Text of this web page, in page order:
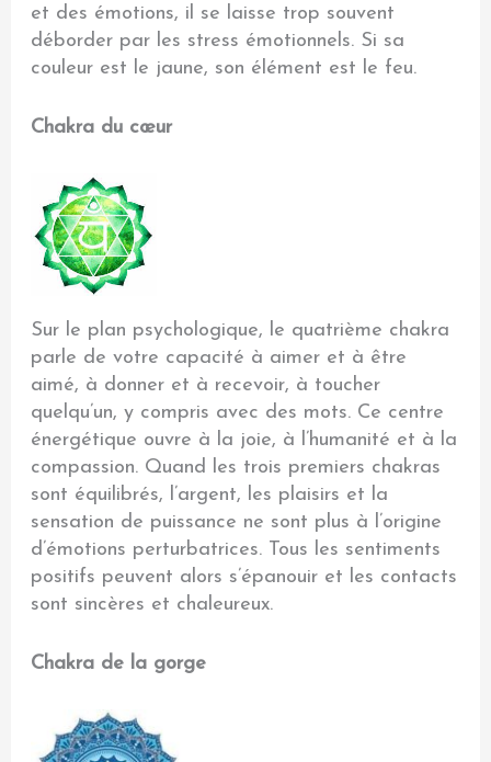
et des émotions, il se laisse trop souvent
déborder par les stress émotionnels. Si sa
couleur est le jaune, son élément est le feu.
Chakra du cœur
Sur le plan psychologique, le quatrième chakra
parle de votre capacité à aimer et à être
aimé, à donner et à recevoir, à toucher
quelqu’un, y compris avec des mots. Ce centre
énergétique ouvre à la joie, à l’humanité et à la
compassion. Quand les trois premiers chakras
sont équilibrés, l’argent, les plaisirs et la
sensation de puissance ne sont plus à l’origine
d’émotions perturbatrices. Tous les sentiments
positifs peuvent alors s’épanouir et les contacts
sont sincères et chaleureux.
Chakra de la gorge